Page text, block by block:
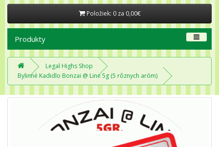
Položiek: 0 za 0,00€
Produkty
Legal Highs Shop
Bylinné Kadidlo Bonzai @ Line 5g (5 rôznych aróm)